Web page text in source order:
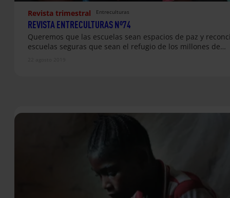
Revista trimestral Entreculturas
REVISTA ENTRECULTURAS Nº74
Queremos que las escuelas sean espacios de paz y
escuelas seguras que sean el refugio de los millones de…